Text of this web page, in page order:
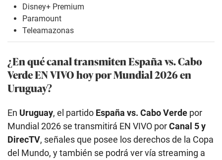
Disney+ Premium
Paramount
Teleamazonas
¿En qué canal transmiten España vs. Cabo
Verde EN VIVO hoy por Mundial 2026 en
Uruguay?
En Uruguay, el partido España vs. Cabo Verde por
Mundial 2026 se transmitirá EN VIVO porCanal 5 y
DirecTV, señales que posee los derechos de la Copa
del Mundo, y también se podrá ver vía streaming a